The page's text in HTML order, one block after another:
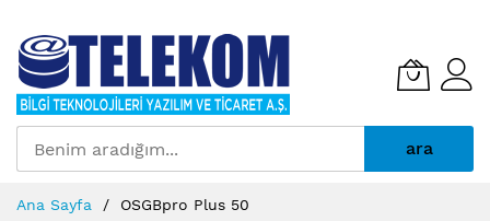
ara
Ana Sayfa OSGBpro Plus 50